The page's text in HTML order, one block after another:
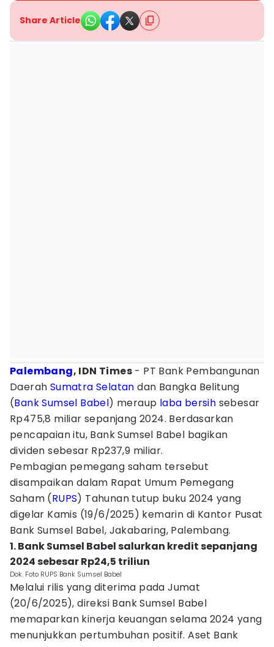
Share Article
Palembang, IDN Times - PT Bank Pembangunan
Daerah Sumatra Selatan dan Bangka Belitung
(Bank Sumsel Babel) meraup laba bersih sebesar
Rp475,8 miliar sepanjang 2024. Berdasarkan
pencapaian itu, Bank Sumsel Babel bagikan
dividen sebesar Rp237,9 miliar.
Pembagian pemegang saham tersebut
disampaikan dalam Rapat Umum Pemegang
Saham (RUPS) Tahunan tutup buku 2024 yang
digelar Kamis (19/6/2025) kemarin di Kantor Pusat
Bank Sumsel Babel, Jakabaring, Palembang.
1. Bank Sumsel Babel salurkan kredit sepanjang
2024 sebesar Rp24,5 triliun
Dok. Foto RUPS Bank Sumsel Babel
Melalui rilis yang diterima pada Jumat
(20/6/2025), direksi Bank Sumsel Babel
memaparkan kinerja keuangan selama 2024 yang
menunjukkan pertumbuhan positif. Aset Bank